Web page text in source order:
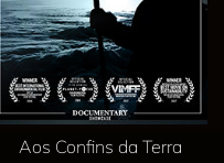
Aos Confins da Terra